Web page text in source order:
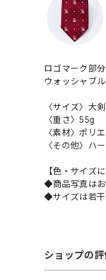
ロゴマーク部分
ウォッシャブ
〈サイズ〉大
〈重さ〉55g
〈素材〉ポリ
〈その他〉ハ
【色・サイズ
◆商品写真はお
◆サイズは若干
ショップの